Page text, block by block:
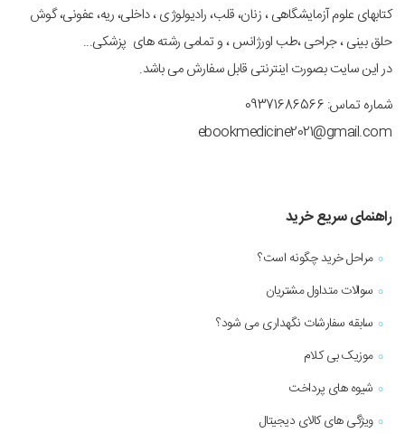
کتابهای علوم آزمایشگاهی ، زنان، قلب، رادیولوژی ، داخلی، ریه، عفونی، گوش
حلق بینی ، جراحی ،طب اورژانس ، و تمامی رشته های پزشکی...
در این سایت بصورت اینترنتی قابل سفارش می باشد.
شماره تماس: 09371686566
ebookmedicine2021@gmail.com
راهنمای سریع خرید
مراحل خرید چگونه است؟
سوالات متداول مشتریان
سابقه سفارشات نگهداری می شود؟
موزیک بی کلام
شیوه های پرداخت
ویژگی های کالای دیجیتال